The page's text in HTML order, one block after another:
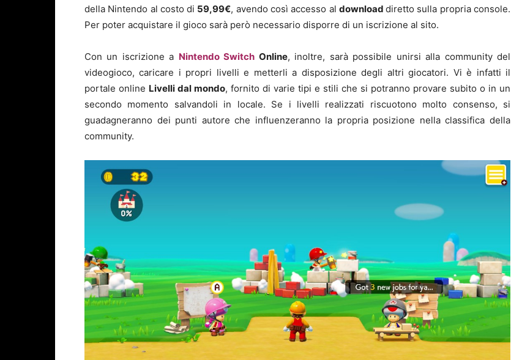
della Nintendo al costo di 59,99€, avendo così accesso al downloaddiretto sulla propria console.
Per poter acquistare il gioco sarà però necessario disporre di un iscrizione al sito.
Con un iscrizione a Nintendo Switch Online, inoltre, sarà possibile unirsi alla community del
videogioco, caricare i propri livelli e metterli a disposizione degli altri giocatori. Vi è infatti il
portale online Livelli dal mondo, fornito di varie tipi e stili che si potranno provare subito o in un
secondo momento salvandoli in locale. Se i livelli realizzati riscuotono molto consenso, si
guadagneranno dei punti autore che influenzeranno la propria posizione nella classifica della
community.